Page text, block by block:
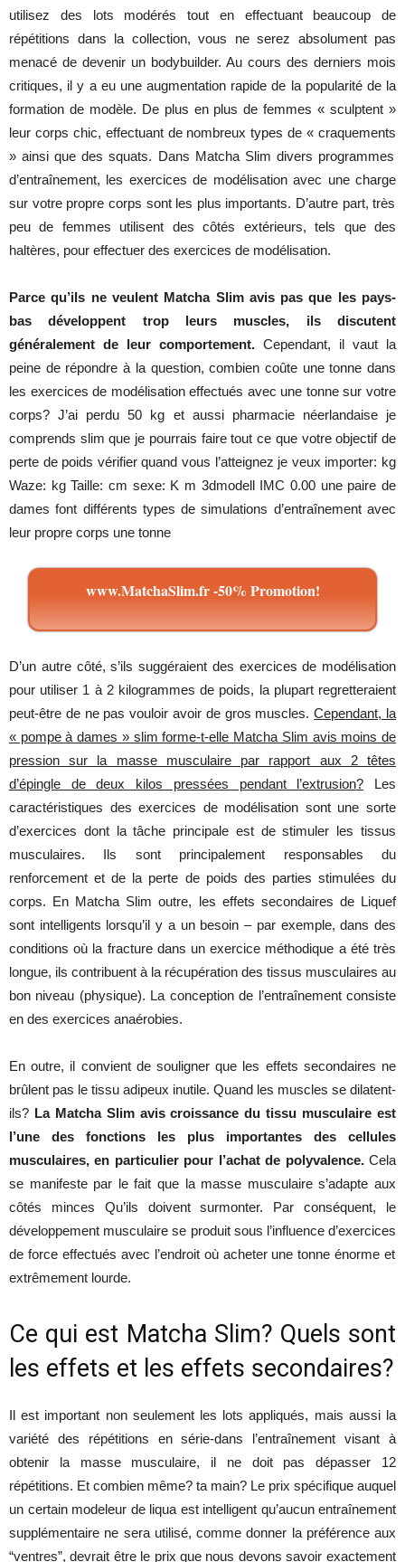
utilisez des lots modérés tout en effectuant beaucoup de
répétitions dans la collection, vous ne serez absolumentpas
menacé de devenir un bodybuilder. Au cours des derniers mois
critiques, il y a eu une augmentation rapide de la popularitéde la
formation de modèle. De plus en plus defemmes «sculptent »
leur corps chic, effectuantde nombreux types de «craquements
»ainsi que dessquats. Dans Matcha Slim divers programmes
d’entraînement, les exercices de modélisation avec une charge
sur votre propre corps sont les plus importants. D’autre part,très
peu de femmes utilisent descôtés extérieurs,tels quedes
haltères, pour effectuer des exercices de modélisation.
Parce qu’ils ne veulent Matcha Slim avis pas que les pays-
bas développent trop leurs muscles, ils discutent
généralement de leur comportement. Cependant, il vaut la
peine de répondre à la question,combien coûte une tonne dans
les exercices de modélisation effectués avec une tonnesurvotre
corps?J’ai perdu 50 kg et aussi pharmacie néerlandaiseje
comprends slim que je pourrais faire tout ce que votre objectifde
perte de poids vérifier quand vous l’atteignez je veux importer: kg
Waze: kgTaille: cm sexe: K m 3dmodell IMC 0.00 une paire de
damesfont différents types desimulations d’entraînement avec
leur propre corps une tonne
www.MatchaSlim.fr -50% Promotion!
D’un autre côté,s’ils suggéraient des exercices de modélisation
pour utiliser 1 à 2 kilogrammes de poids, la plupart regretteraient
peut-être de nepasvouloir avoir de gros muscles.Cependant, la
« pompe à dames » slim forme-t-elle Matcha Slim avis moins de
pression sur la masse musculaire par rapport aux 2 têtes
d’épingle de deux kilos pressées pendant l’extrusion?
Les
caractéristiques desexercices de modélisation sont une sorte
d’exercices dontlatâche principale estdestimuler les tissus
musculaires. Ils sont principalement responsables
du
renforcement et de la perte de poids des parties stimulées du
corps. En Matcha Slim outre, les effets secondaires de Liquef
sont intelligents lorsqu’il y a un besoin – par exemple,dans des
conditions où la fracture dans un exercice méthodique a été très
longue, ils contribuent à la récupération des tissus musculaires au
bon niveau (physique). La conceptionde l’entraînement consiste
en des exercices anaérobies.
Enoutre, il convientdesouligner que les effets secondaires ne
brûlent pas le tissu adipeux inutile. Quand les muscles se dilatent-
ils? LaMatcha Slim avis croissance du tissu musculaire est
l’une des fonctions les plus importantes des cellules
musculaires, en particulier pour l’achat de polyvalence.Cela
se manifestepar lefait que la masse musculaire s’adapte aux
côtés
minces Qu’ils doivent surmonter. Parconséquent, le
développement musculaire se produit sous l’influence d’exercices
de force effectués avec l’endroit où acheter une tonne énorme et
extrêmement lourde.
Ce qui est Matcha Slim? Quels sont
les effets et les effets secondaires?
Ilest important non seulement les lots appliqués, mais aussila
variété des répétitions ensérie-dans l’entraînement visant à
obtenir la masse musculaire, il ne doitpasdépasser 12
répétitions. Et combien même? ta main? Le prix spécifique auquel
un certain modeleur de liqua est intelligent qu’aucun entraînement
supplémentaire ne sera utilisé, comme donner la préférence aux
“ventres”,devrait êtrele prixque nous devons savoir exactement